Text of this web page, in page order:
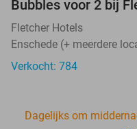
Bubbles voor 2 bij
Fletcher Hotels
Enschede (+ meerdere
Verkocht: 784
Dagelijks om